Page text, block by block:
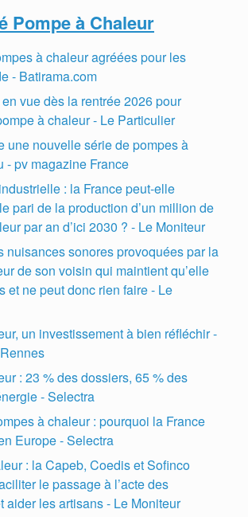
Pompe à Chaleur
à chaleur agréées pour les
- Batirama.com
vue dès la rentrée 2026 pour
à chaleur - Le Particulier
une nouvelle série de pompes à
- pv magazine France
: la France peut-elle
pari de la production d’un million de
par an d’ici 2030 ? - Le Moniteur
nuisances sonores provoquées par la
de son voisin qui maintient qu’elle
et ne peut donc rien faire - Le
un investissement à bien réfléchir -
: 23 % des dossiers, 65 % des
- Selectra
à chaleur : pourquoi la France
Europe - Selectra
: la Capeb, Coedis et Sofinco
le passage à l’acte des
aider les artisans - Le Moniteur